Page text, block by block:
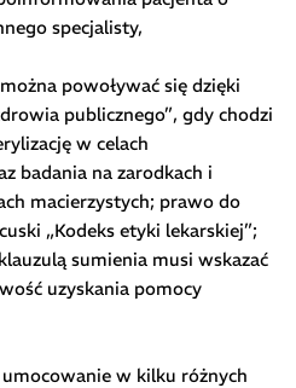
specjalisty,
powoływać się dzięki
publicznego”, gdy chodzi
w celach
badania na zarodkach i
macierzystych; prawo do
„Kodeks etyki lekarskiej”;
sumienia musi wskazać
uzyskania pomocy
w kilku różnych